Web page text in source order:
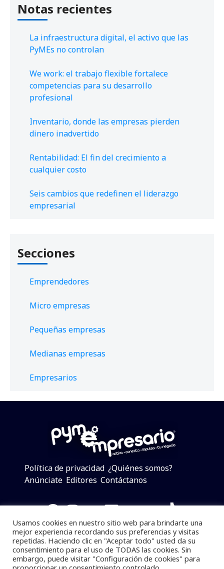
Notas recientes
La infraestructura digital, el activo que las
PyMEs no controlan
We work: el trabajo flexible fortalece
competencias para su desarrollo
profesional
Inventario, donde las empresas pierden
dinero inadvertido
Rentabilidad: El fin del crecimiento a
cualquier costo
Seis cambios que redefinen el liderazgo
empresarial
Secciones
Emprendedores
Micro empresas
Pequeñas empresas
Medianas empresas
Empresarios
Política de privacidad ¿Quiénes somos?
Anúnciate Editores Contáctanos
Facebook
Instagram
Twitter
LinkedIn
Telegram
YouTube
TikTok
Pymempresario © 2025 Todos los derechos reservados.
Usamos cookies en nuestro sitio web para brindarte una
mejor experiencia recordando sus preferencias y visitas
repetidas. Haciendo clic en "Aceptar todo" usted da su
consentimiento para el uso de TODAS las cookies. Sin
embargo, puede visitar "Configuración de cookies" para